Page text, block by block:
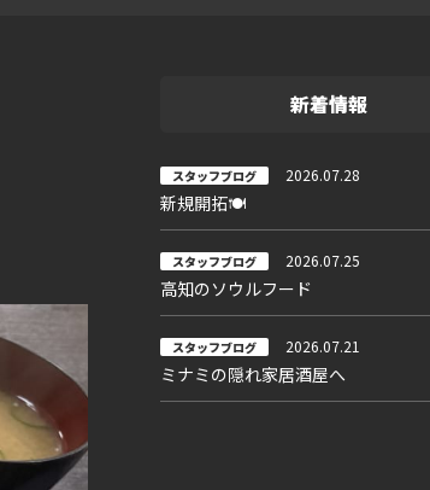
新着情報
スタッフブログ 2026.07.28
新規開拓🍽
スタッフブログ 2026.07.25
高知のソウルフード
スタッフブログ 2026.07.21
ミナミの隠れ家居酒屋へ